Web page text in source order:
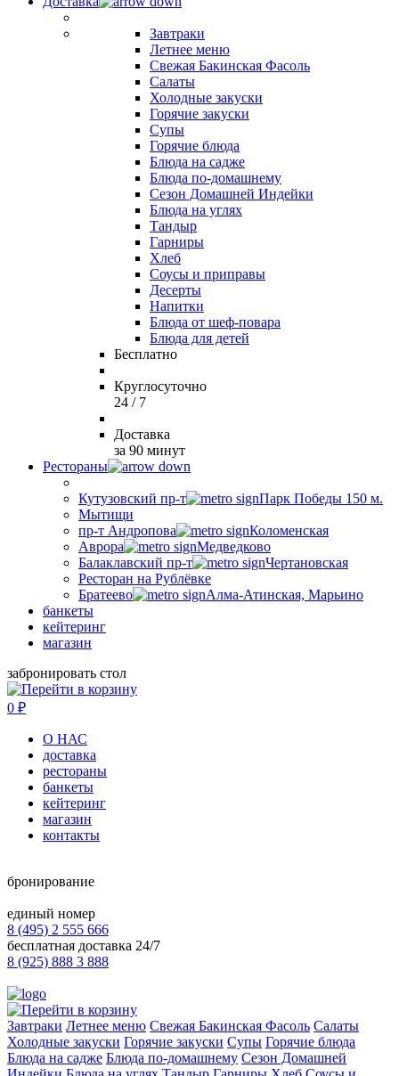
Завтраки
Летнее меню
Свежая Бакинская Фасоль
Салаты
Холодные закуски
Горячие закуски
Супы
Горячие блюда
Блюда на садже
Блюда по-домашнему
Сезон Домашней Индейки
Блюда на углях
Тандыр
Гарниры
Хлеб
Соусы и приправы
Десерты
Напитки
Блюда от шеф-повара
Блюда для детей
Бесплатно
Круглосуточно
24 / 7
Доставка
за 90 минут
Рестораны
Кутузовский пр-т
Парк Победы 150 м.
Мытищи
пр-т Андропова
Коломенская
Аврора
Медведково
Балаклавский пр-т
Чертановская
Ресторан на Рублёвке
Братеево
Алма-Атинская, Марьино
банкеты
кейтеринг
магазин
забронировать стол
0 ₽
О НАС
доставка
рестораны
банкеты
кейтеринг
магазин
контакты
бронирование
единый номер
8 (495) 2 555 666
бесплатная доставка 24/7
8 (925) 888 3 888
Завтраки Летнее меню Свежая Бакинская Фасоль Салаты
Холодные закуски Горячие закуски Супы Горячие блюда
Блюда на садже Блюда по-домашнему Сезон Домашней